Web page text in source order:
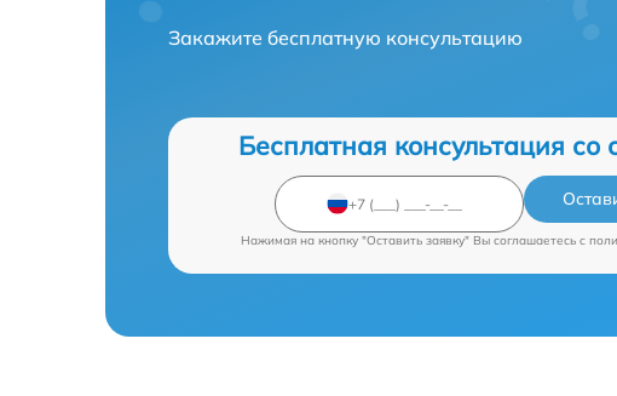
Закажите бесплатную консультацию
Бесплатная консультация со
Нажимая на кнопку "Оставить заявку" Вы соглашаетесь c